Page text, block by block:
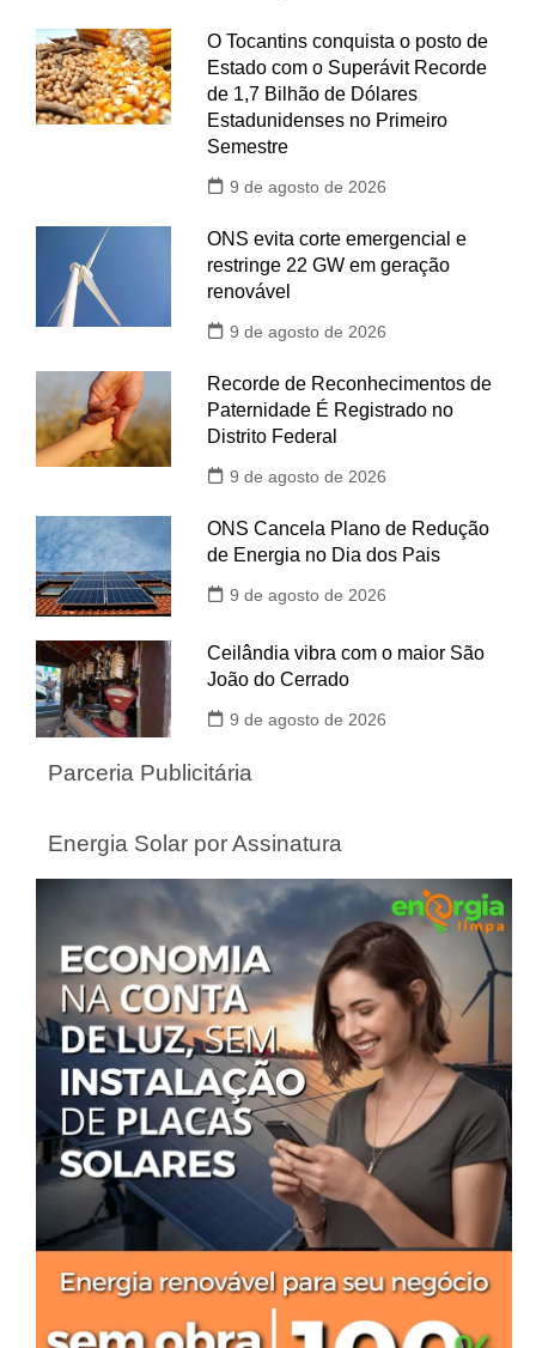
O Tocantins conquista o posto de
Estado com o Superávit Recorde
de 1,7 Bilhão de Dólares
Estadunidenses no Primeiro
Semestre
9 de agosto de 2026
ONS evita corte emergencial e
restringe 22 GW em geração
renovável
9 de agosto de 2026
Recorde de Reconhecimentos de
Paternidade É Registrado no
Distrito Federal
9 de agosto de 2026
ONS Cancela Plano de Redução
de Energia no Dia dos Pais
9 de agosto de 2026
Ceilândia vibra com o maior São
João do Cerrado
9 de agosto de 2026
Parceria Publicitária
Energia Solar por Assinatura